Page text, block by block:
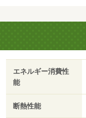
具付/賃貸戸数:21戸
エネルギー消費性
能
断熱性能